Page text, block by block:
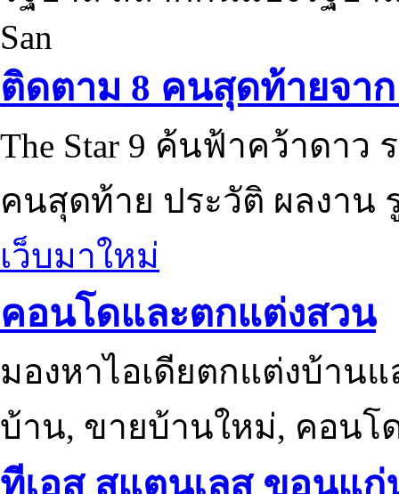
San
ติดตาม 8 คนสุดท้ายจาก
The Star 9 ค้นฟ้าคว้าดาว
คนสุดท้าย ประวัติ ผลงาน
เว็บมาใหม่
คอนโดและตกแต่งสวน
มองหาไอเดียตกแต่งบ้าน
บ้าน, ขายบ้านใหม่, คอนโ
ทีเอส สแตนเลส ขอนแก่